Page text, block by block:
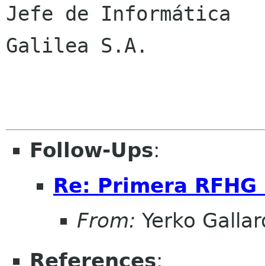
Jefe de Informática
Galilea S.A.
Follow-Ups:
Re: Primera
From: Yerko
References: